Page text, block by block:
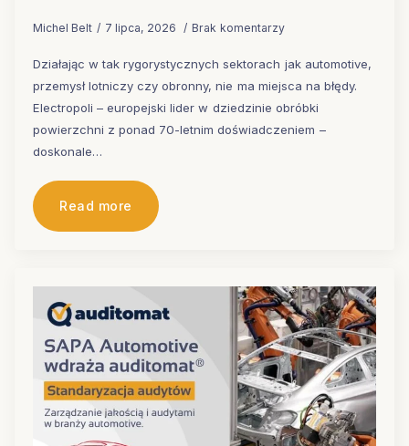
Michel Belt 7 lipca, 2026 Brak komentarzy
Działając w tak rygorystycznych sektorach jak automotive,
przemysł lotniczy czy obronny, nie ma miejsca na błędy.
Electropoli – europejski lider w dziedzinie obróbki
powierzchni z ponad 70-letnim doświadczeniem –
doskonale…
Read more